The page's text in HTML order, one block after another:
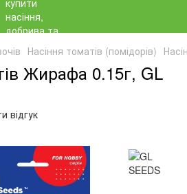
Насіння томатів (помідорів)
Жирафа 0.15г, GL
відгук